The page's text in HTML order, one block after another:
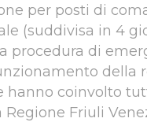
per posti di
(suddivisa in 4
procedura di
della
hanno coinvolto
Friuli